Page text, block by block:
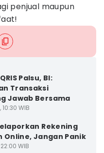
penjual maupun
Palsu, BI:
Transaksi
Jawab Bersama
10:30 WIB
Rekening
Online, Jangan Panik
WIB